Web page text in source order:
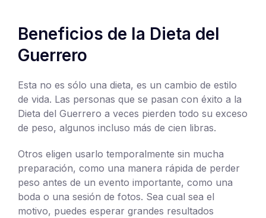
Beneficios de la Dieta del
Guerrero
Esta no es sólo una dieta, es un cambio de estilo
de vida. Las personas que se pasan con éxito a la
Dieta del Guerrero a veces pierden todo su exceso
de peso, algunos incluso más de cien libras.
Otros eligen usarlo temporalmente sin mucha
preparación, como una manera rápida de perder
peso antes de un evento importante, como una
boda o una sesión de fotos. Sea cual sea el
motivo, puedes esperar grandes resultados